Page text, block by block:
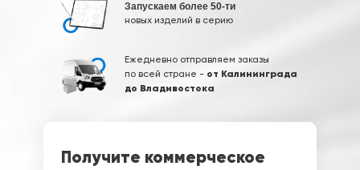
Ежедневно отправляем заказы
по всей стране - от Калининграда
до Владивостока
Запускаем более 50-ти
новых изделий в серию
Получите коммерческое